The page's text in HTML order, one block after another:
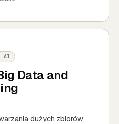
AI
Data and
dużych zbiorów